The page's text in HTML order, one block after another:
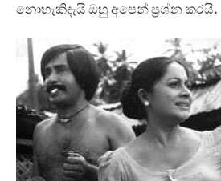
නොහැකිදැයි ඔහු අපෙන් ප්‍රශ්න කරයි.